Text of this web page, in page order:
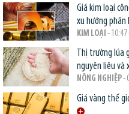
Giá kim loại
xu hướng phân
KIM LOẠI -
Thị trường lúa
nguyên liệu và
NÔNG NGHIỆP-
Giá vàng thế